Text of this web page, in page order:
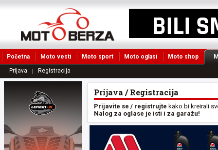
Početna Moto vesti Moto sport Moto oglasi Moto shop
Prijava Registracija
Prijava / Registracija
Prijavite se / registrujte kako bi kreirali
Nalog za oglase je isti i za garažu!